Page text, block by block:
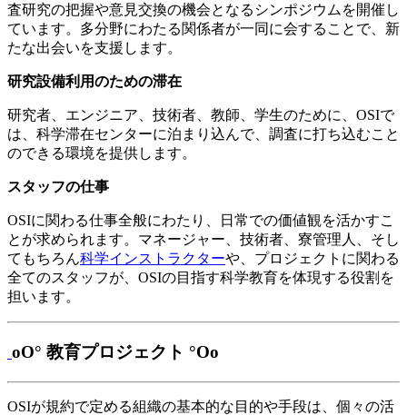
査研究の把握や意見交換の機会となるシンポジウムを開催し
ています。多分野にわたる関係者が一同に会することで、新
たな出会いを支援します。
研究設備利用のための滞在
研究者、エンジニア、技術者、教師、学生のために、OSIで
は、科学滞在センターに泊まり込んで、調査に打ち込むこと
のできる環境を提供します。
スタッフの仕事
OSIに関わる仕事全般にわたり、日常での価値観を活かすこ
とが求められます。マネージャー、技術者、寮管理人、そし
てもちろん科学インストラクターや、プロジェクトに関わる
全てのスタッフが、OSIの目指す科学教育を体現する役割を
担います。
oO° 教育プロジェクト °Oo
OSIが規約で定める組織の基本的な目的や手段は、個々の活